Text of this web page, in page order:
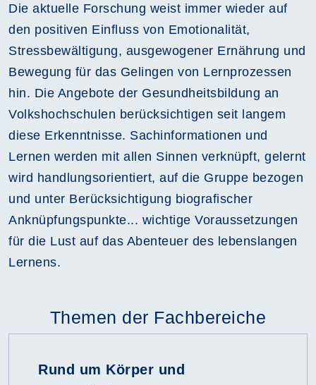
Die aktuelle Forschung weist immer wieder auf
den positiven Einfluss von Emotionalität,
Stressbewältigung, ausgewogener Ernährung und
Bewegung für das Gelingen von Lernprozessen
hin. Die Angebote der Gesundheitsbildung an
Volkshochschulen berücksichtigen seit langem
diese Erkenntnisse. Sachinformationen und
Lernen werden mit allen Sinnen verknüpft, gelernt
wird handlungsorientiert, auf die Gruppe bezogen
und unter Berücksichtigung biografischer
Anknüpfungspunkte... wichtige Voraussetzungen
für die Lust auf das Abenteuer des lebenslangen
Lernens.
Themen der Fachbereiche
Rund um Körper und